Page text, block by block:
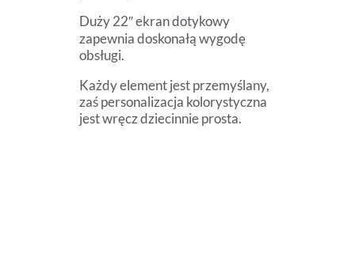
Duży 22″ ekran dotykowy
zapewnia doskonałą wygodę
obsługi.
Każdy element jest przemyślany,
zaś personalizacja kolorystyczna
jest wręcz dziecinnie prosta.